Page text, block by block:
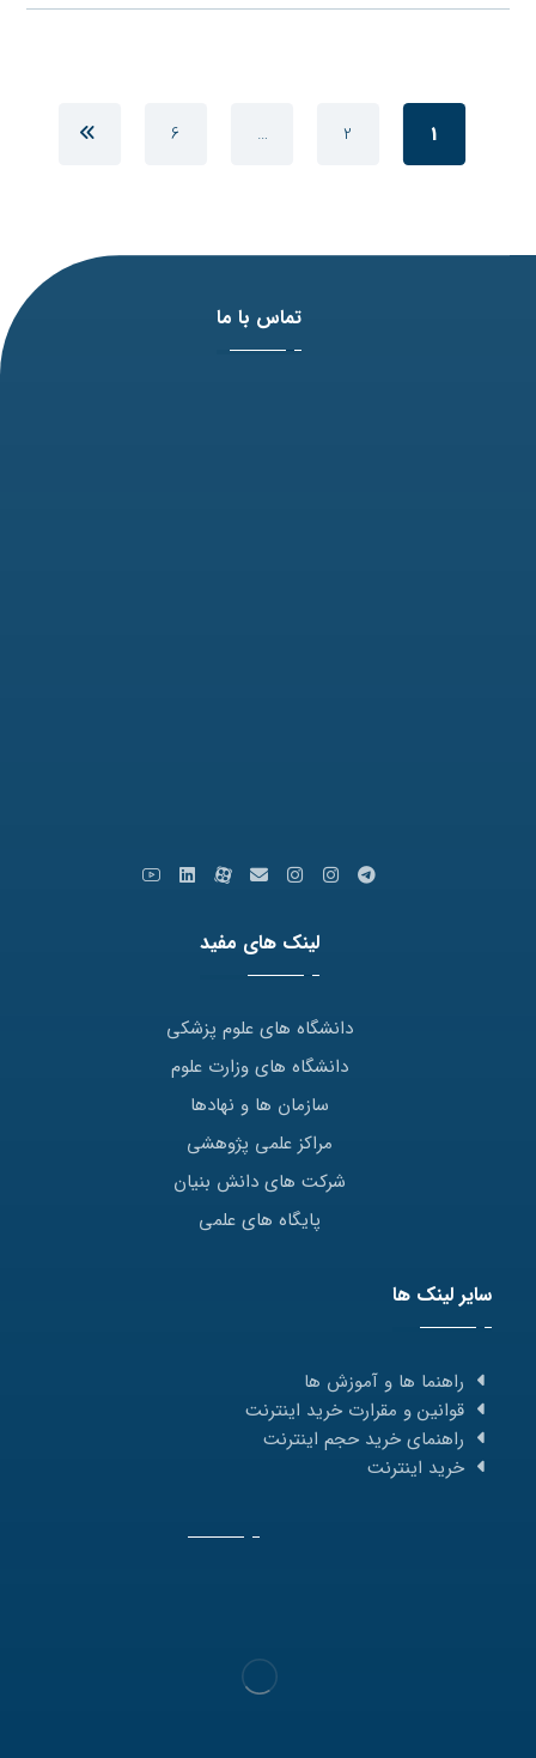
1
2
…
6
تماس با ما
لینک های مفید
دانشگاه های علوم پزشکی
دانشگاه های وزارت علوم
سازمان ها و نهادها
مراکز علمی پژوهشی
شرکت های دانش بنیان
پایگاه های علمی
سایر لینک ها
راهنما ها و آموزش ها
قوانین و مقرارت خرید اینترنت
راهنمای خرید حجم اینترنت
خرید اینترنت